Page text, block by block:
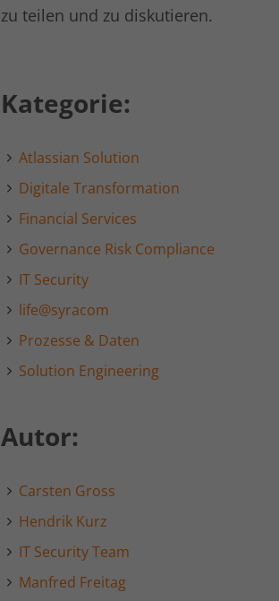
zu teilen und zu diskutieren.
Kategorie:
Atlassian Solution
Digitale Transformation
Financial Services
Governance Risk Compliance
IT Security
life@syracom
Prozesse & Daten
Solution Engineering
Autor:
Carsten Gross
Hendrik Kurz
IT Security Team
Manfred Freitag